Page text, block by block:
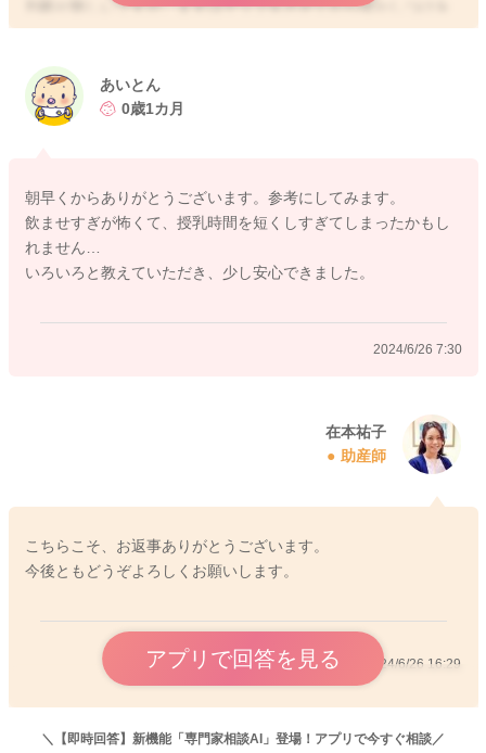
判断が難しいですが、まずはゲップをさせてから寝かしつけを
していきましょう。
止ませ方、寝かしつけの研究がなされています。
赤ちゃんの泣きやみと寝かしつけの科学 | 理化学研究所
抱っこをしながら、一定テンポで歩きながら寝かしつけるのが
一番早く寝付け、かつ寝たと認識してから、5-8分くらいは抱っ
こしたまま座ってお過ごしいただくのが、よいと考えられてい
https://m.youtube.com/playlist?list=PL5X6kc70Rx7DxGV2fIk7p6
あいとん
0歳1カ月
朝早くからありがとうございます。参考にしてみます。
飲ませすぎが怖くて、授乳時間を短くしすぎてしまったかもし
れません…
いろいろと教えていただき、少し安心できました。
2024/6/26 7:30
在本祐子
助産師
こちらこそ、お返事ありがとうございます。
今後ともどうぞよろしくお願いします。
アプリで回答を見る 2024/6/26 16:29
＼【即時回答】新機能「専門家相談AI」登場！アプリで今すぐ相談／